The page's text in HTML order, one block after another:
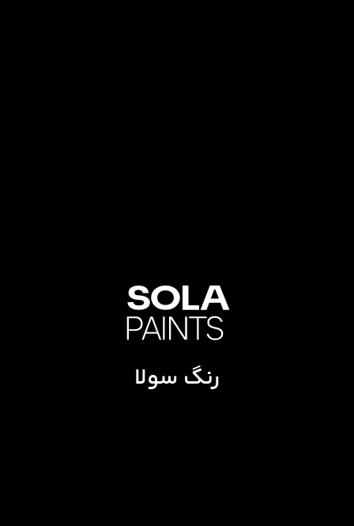
رنگ سولا